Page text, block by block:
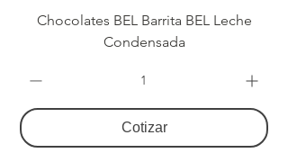
Chocolates BEL Barrita BEL Leche
Condensada
Cotizar